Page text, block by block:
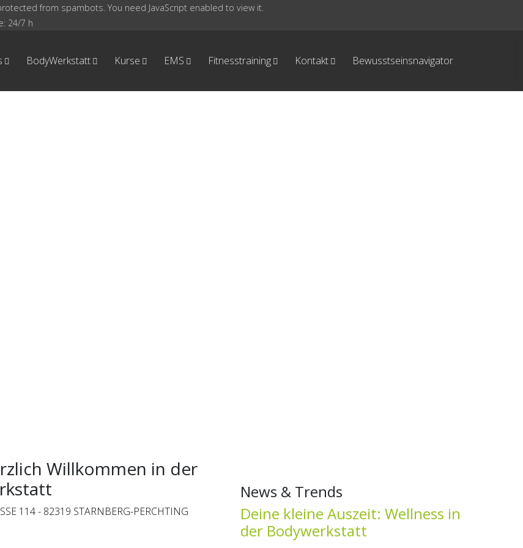
from spambots. You need JavaScript enabled to view it.
24/7 h
BodyWerkstatt Kurse EMS Fitnesstraining Kontakt Bewusstseinsnavigator
Willkommen in der
114 - 82319 STARNBERG-PERCHTING
News & Trends
Deine kleine Auszeit: Wellness in
der Bodywerkstatt